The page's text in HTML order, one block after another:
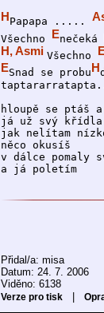
H Papapa .....
Všechno E
H, Asmi Všechno
ESnad se probu H
hloupě se ptáš
já už svý křídla
jak nelítam
něco okusíš
v dálce pomaly
a já poletím
Přidal/a: misa
Datum: 24. 7. 2006
Viděno: 6138
Verze pro tisk